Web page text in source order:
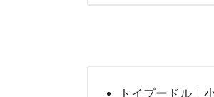
トイプードル｜